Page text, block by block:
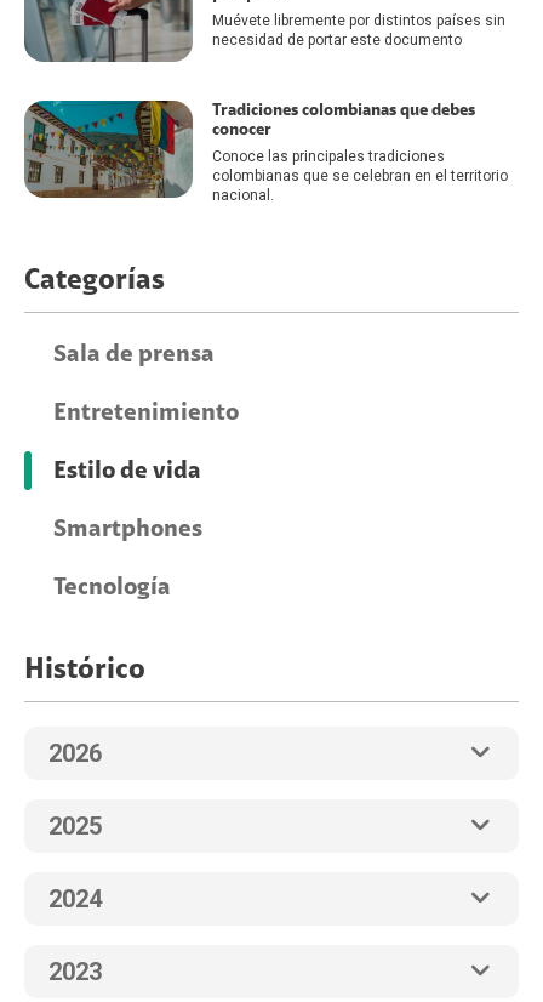
Muévete libremente por distintos países sin
necesidad de portar este documento
Tradiciones colombianas que debes
conocer
Conoce las principales tradiciones
colombianas que se celebran en el territorio
nacional.
Categorías
Sala de prensa
Entretenimiento
Estilo de vida
Smartphones
Tecnología
Histórico
2026
2025
2024
2023